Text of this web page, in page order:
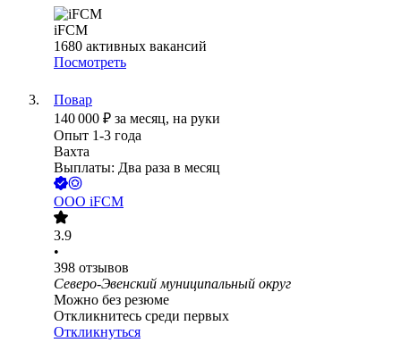
iFCM
1680 активных вакансий
Посмотреть
Повар
140 000 ₽ за месяц, на руки
Опыт 1-3 года
Вахта
Выплаты: Два раза в месяц
ООО iFCM
3.9
•
398 отзывов
Северо-Эвенский муниципальный округ
Можно без резюме
Откликнитесь среди первых
Откликнуться